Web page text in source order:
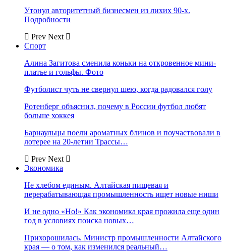
Утонул авторитетный бизнесмен из лихих 90-х.
Подробности
Prev Next
Спорт
Алина Загитова сменила коньки на откровенное мини-
платье и гольфы. Фото
Футболист чуть не свернул шею, когда радовался голу
Ротенберг объяснил, почему в России футбол любят
больше хоккея
Барнаульцы поели ароматных блинов и поучаствовали в
лотерее на 20-летии Трассы…
Prev Next
Экономика
Не хлебом единым. Алтайская пищевая и
перерабатывающая промышленность ищет новые ниши
И не одно «Но!» Как экономика края прожила еще один
год в условиях поиска новых…
Прихорошилась. Министр промышленности Алтайского
края — о том, как изменился реальный…